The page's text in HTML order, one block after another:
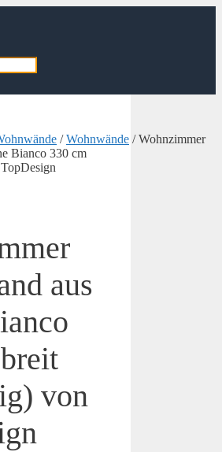
/Wohnwände / Wohnzimmer
Bianco 330 cm
aus
von